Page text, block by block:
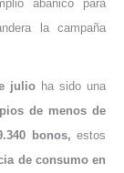
abanico para
la campaña
julio ha sido una
de menos de
bonos, estos
de consumo en